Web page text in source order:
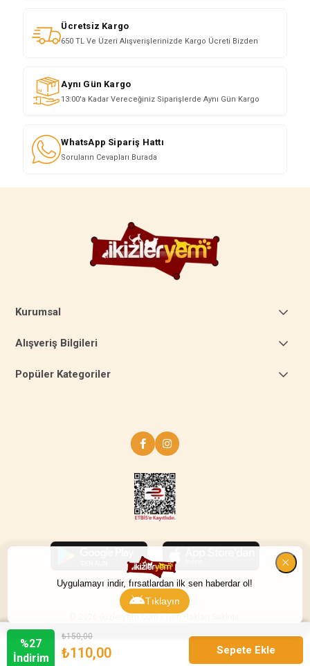
%27
İndirim
₺150,00
₺110,00
Ücretsiz Kargo
650 TL Ve Üzeri Alışverişlerinizde Kargo Ücreti Bizden
Aynı Gün Kargo
13:00'a Kadar Vereceğiniz Siparişlerde Aynı Gün Kargo
WhatsApp Sipariş Hattı
Soruların Cevapları Burada
Kurumsal
Alışveriş Bilgileri
Popüler Kategoriler
Uygulamayı indir, fırsatlardan ilk sen haberdar ol!
Tıklayın